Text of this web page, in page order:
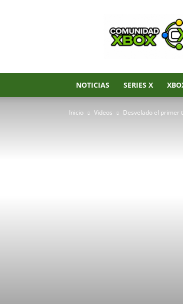
Noticias
de
Xbox
Series
Xbox
One
360
NOTICIAS SERIES X
Inicio Videos Desvelado el primer